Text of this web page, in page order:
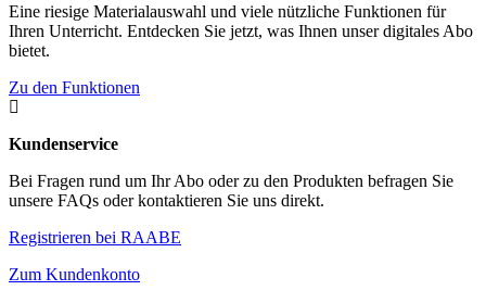
Eine riesige Materialauswahl und viele nützliche Funktionen für
Ihren Unterricht. Entdecken Sie jetzt, was Ihnen unser digitales Abo
bietet.
Zu den Funktionen

Kundenservice
Bei Fragen rund um Ihr Abo oder zu den Produkten befragen Sie
unsere FAQs oder kontaktieren Sie uns direkt.
Registrieren bei RAABE
Zum Kundenkonto